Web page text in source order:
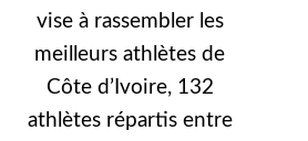
vise à rassembler les
meilleurs athlètes de
Côte d’Ivoire, 132
athlètes répartis entre